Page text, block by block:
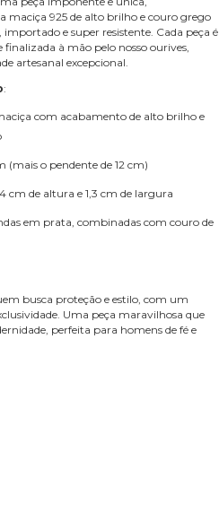
maciça 925 de alto brilho e couro grego
e super resistente. Cada peça é
à mão pelo nosso ourives,
artesanal excepcional.
:
com acabamento de alto brilho e
o pendente de 12 cm)
cm de altura e 1,3 cm de largura
em prata, combinadas com couro de
busca proteção e estilo, com um
Uma peça maravilhosa que
perfeita para homens de fé e